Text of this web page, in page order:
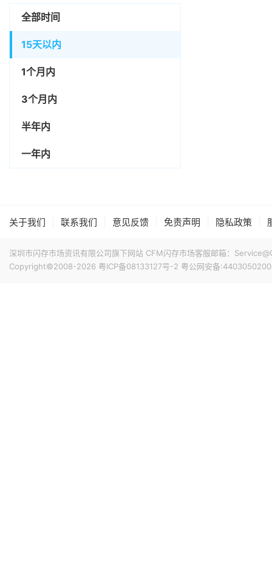
全部时间
15天以内
1个月内
3个月内
半年内
一年内
关于我们 联系我们 意见反馈 免责声明 隐私政策
深圳市闪存市场资讯有限公司旗下网站 CFM闪存市场客服邮箱：
Copyright©2008-2026 粤ICP备08133127号-2 粤公网安备